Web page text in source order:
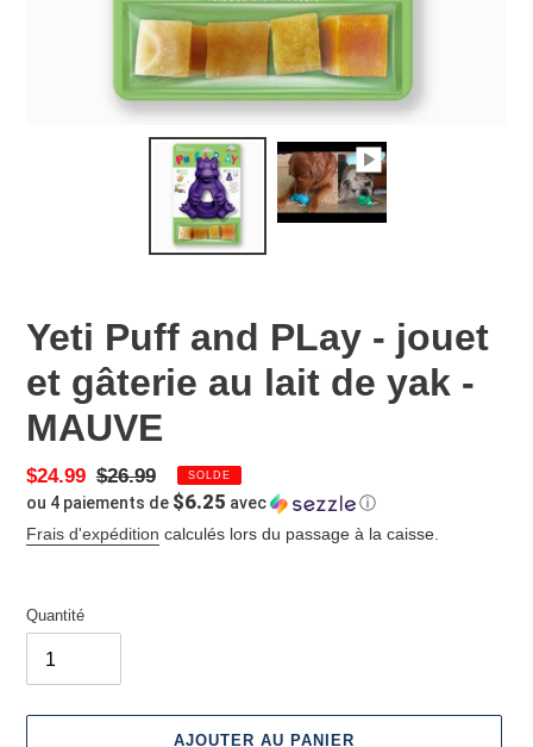
Yeti Puff and PLay - jouet
et gâterie au lait de yak -
MAUVE
Prix
réduit
$24.99 Prix
normal
$26.99 SOLDE
ou 4 paiements de $6.25 avec
ⓘ
Frais d'expédition calculés lors du passage à la caisse.
Quantité
AJOUTER AU PANIER